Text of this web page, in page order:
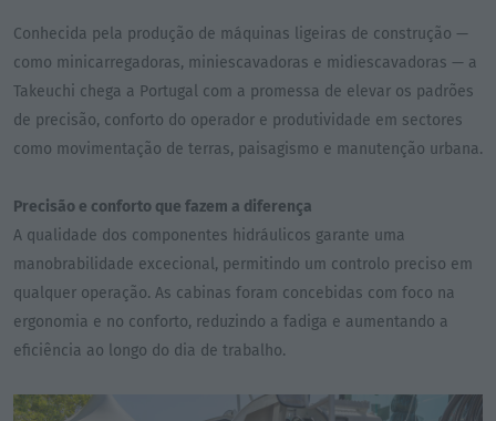
Conhecida pela produção de máquinas ligeiras de construção —
como minicarregadoras, miniescavadoras e midiescavadoras — a
Takeuchi chega a Portugal com a promessa de elevar os padrões
de precisão, conforto do operador e produtividade em sectores
como movimentação de terras, paisagismo e manutenção urbana.
Precisão e conforto que fazem a diferença
A qualidade dos componentes hidráulicos garante uma
manobrabilidade excecional, permitindo um controlo preciso em
qualquer operação. As cabinas foram concebidas com foco na
ergonomia e no conforto, reduzindo a fadiga e aumentando a
eficiência ao longo do dia de trabalho.